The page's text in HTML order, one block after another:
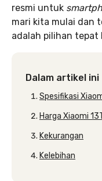
resmi untuk
mari kita mulai dan
adalah pilihan tepat
Dalam artikel ini
Spesifikasi
Harga Xiaomi
Kekurangan
Kelebihan